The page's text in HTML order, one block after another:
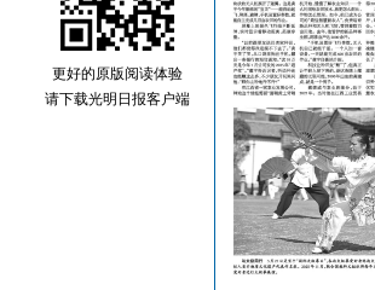
更好的原版阅读体验
请下载光明日报客户端